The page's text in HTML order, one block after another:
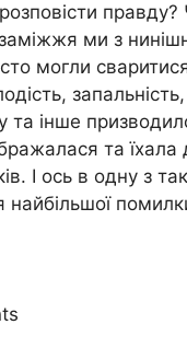
ми з
могли
та інше
та їхала
І ось в одну з
найбільшої